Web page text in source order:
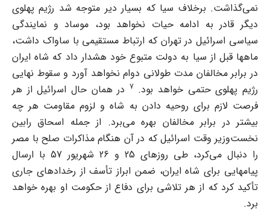
نمی‌گذاشت. برخلاف سیا که بسیار دیر متوجه شد رژیم پهلوی
دیگر قادر به ادامه حیات نخواهد بود، موساد و نمایندگی
سیاسی اسرائیل در تهران که ارتباط مستقیمی با ساواک داشت،
ماهها قبل از سیا به دولت متبوع خود هشدار داد که شاه ایران
در برابر مخالفان مدت طولانی دوام نخواهد آورد و سقوط نهایی
رژیم پهلوی حتمی خواهد بود.7 در همان حال اسرائیل از هر
فرصت لازم برای روحیه دادن به شاه و لزوم مقاومت هر چه
بیشتر در برابر مخالفان بهره می‌برد. از جمله اسحاق رابین
نخست‌وزیر وقت اسرائیل که در آن هنگام مذاکرات صلح با مصر
را دنبال می‌کرد، طی روزهای 25 و 26 شهریور 57 با ارسال
پیامهایی برای شاه ایران، ضمن ابراز تأسف از رخدادهای جاری
تأکید کرد که از هر تلاشی برای دفاع از حکومت او بهره خواهد
برد.